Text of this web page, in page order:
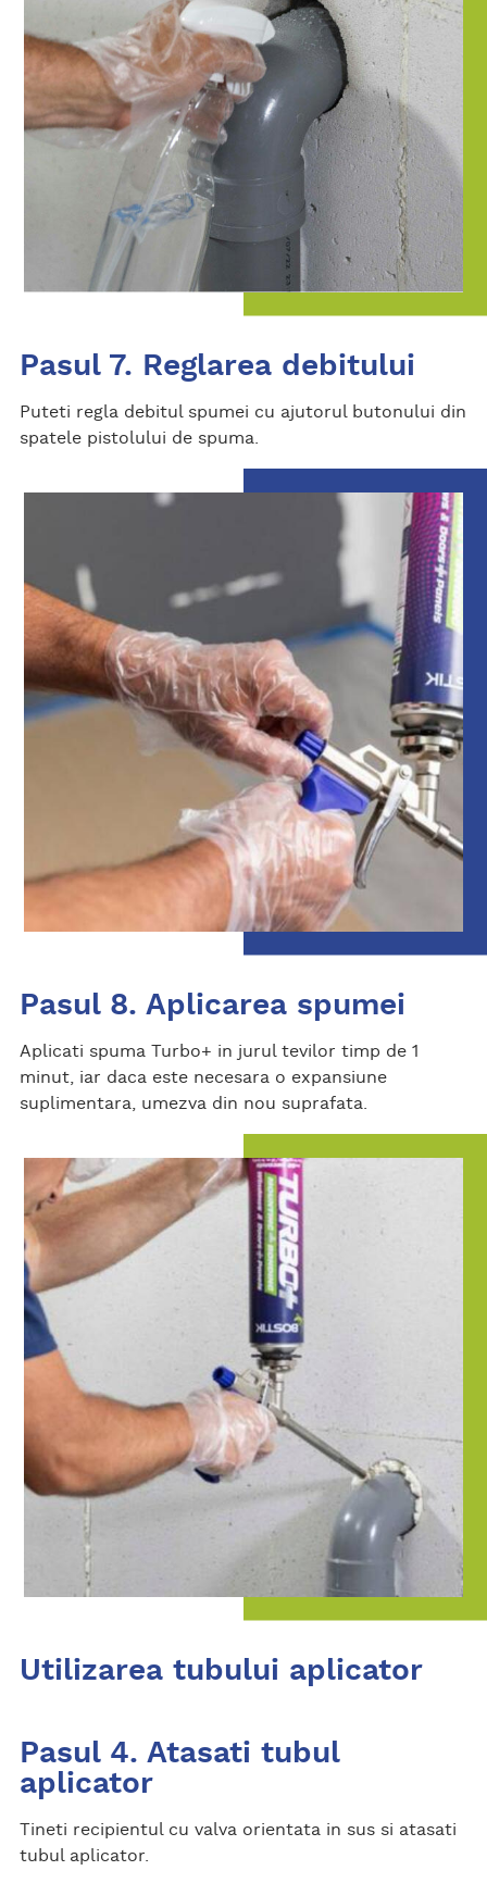
Pasul 7. Reglarea debitului
Puteti regla debitul spumei cu ajutorul butonului din
spatele pistolului de spuma.
Pasul 8. Aplicarea spumei
Aplicati spuma Turbo+ in jurul tevilor timp de 1
minut, iar daca este necesara o expansiune
suplimentara, umezva din nou suprafata.
Utilizarea tubului aplicator
Pasul 4. Atasati tubul
aplicator
Tineti recipientul cu valva orientata in sus si atasati
tubul aplicator.